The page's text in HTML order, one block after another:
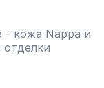
- кожа Nappa и